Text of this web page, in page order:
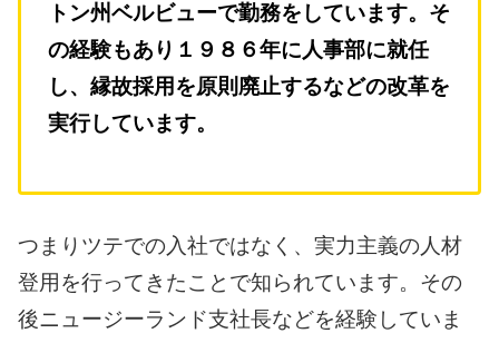
トン州ベルビューで勤務をしています。 そ
の経験もあり１９８６年に人事部に就任
し、縁故採用を原則廃止するなどの改革を
実行しています。
つまりツテでの入社ではなく、実力主義の人材
登用を行ってきたことで知られています。 その
後ニュージーランド支社長などを経験していま